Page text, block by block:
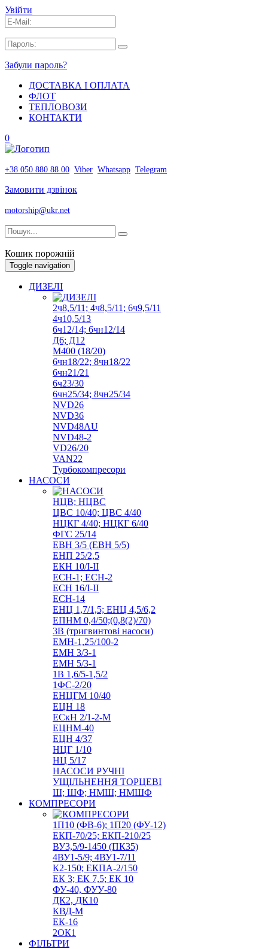
Увійти
Забули пароль?
ДОСТАВКА І ОПЛАТА
ФЛОТ
ТЕПЛОВОЗИ
КОНТАКТИ
0
+38 050 880 88 00 Viber Whatsapp Telegram
Замовити дзвінок
motorship@ukr.net
Кошик порожній
Toggle navigation
ДИЗЕЛІ
2ч8,5/11; 4ч8,5/11; 6ч9,5/11
4ч10,5/13
6ч12/14; 6чн12/14
Д6; Д12
М400 (18/20)
6чн18/22; 8чн18/22
6чн21/21
6ч23/30
6чн25/34; 8чн25/34
NVD26
NVD36
NVD48AU
NVD48-2
VD26/20
VAN22
Турбокомпресори
НАСОСИ
НЦВ; НЦВС
ЦВС 10/40; ЦВС 4/40
НЦКГ 4/40; НЦКГ 6/40
ФГС 25/14
ЕВН 3/5 (ЕВН 5/5)
ЕНП 25/2,5
ЕКН 10/I-II
ЕСН-1; ЕСН-2
ЕСН 16/I-II
ЕСН-14
ЕНЦ 1,7/1,5; ЕНЦ 4,5/6,2
ЕПНМ 0,4/50;(0,8(2)/70)
3В (тригвинтові насоси)
ЕМН-1,25/100-2
ЕМН 3/3-1
ЕМН 5/3-1
1В 1,6/5-1,5/2
1ФС-2/20
ЕНЦГМ 10/40
ЕЦН 18
ЕСкН 2/1-2-М
ЕЦНМ-40
ЕЦН 4/37
НЦГ 1/10
НЦ 5/17
НАСОСИ РУЧНІ
УЩІЛЬНЕННЯ ТОРЦЕВІ
Ш; ШФ; НМШ; НМШФ
КОМПРЕСОРИ
1П10 (ФВ-6); 1П20 (ФУ-12)
ЕКП-70/25; ЕКП-210/25
ВУ3,5/9-1450 (ПК35)
4ВУ1-5/9; 4ВУ1-7/11
К2-150; ЕКПА-2/150
ЕК 3; ЕК 7,5; ЕК 10
ФУ-40, ФУУ-80
ДК2, ДК10
КВД-М
ЕК-16
2ОК1
ФІЛЬТРИ